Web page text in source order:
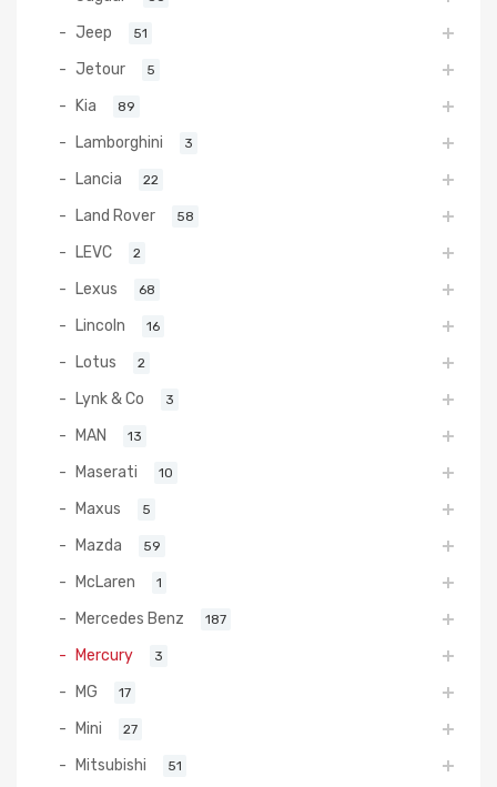
Jeep 51
Jetour 5
Kia 89
Lamborghini 3
Lancia 22
Land Rover 58
LEVC 2
Lexus 68
Lincoln 16
Lotus 2
Lynk & Co 3
MAN 13
Maserati 10
Maxus 5
Mazda 59
McLaren 1
Mercedes Benz 187
Mercury 3
MG 17
Mini 27
Mitsubishi 51